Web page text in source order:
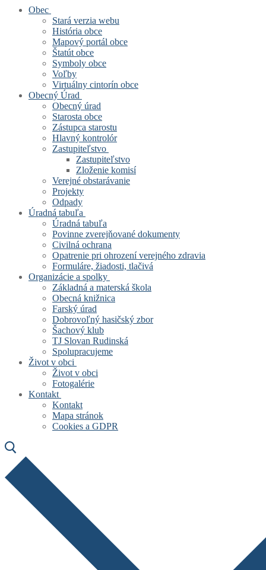
Obec
Stará verzia webu
História obce
Mapový portál obce
Štatút obce
Symboly obce
Voľby
Virtuálny cintorín obce
Obecný Úrad
Obecný úrad
Starosta obce
Zástupca starostu
Hlavný kontrolór
Zastupiteľstvo
Zastupiteľstvo
Zloženie komisí
Verejné obstarávanie
Projekty
Odpady
Úradná tabuľa
Úradná tabuľa
Povinne zverejňované dokumenty
Civilná ochrana
Opatrenie pri ohrození verejného zdravia
Formuláre, žiadosti, tlačivá
Organizácie a spolky
Základná a materská škola
Obecná knižnica
Farský úrad
Dobrovoľný hasičský zbor
Šachový klub
TJ Slovan Rudinská
Spolupracujeme
Život v obci
Život v obci
Fotogalérie
Kontakt
Kontakt
Mapa stránok
Cookies a GDPR